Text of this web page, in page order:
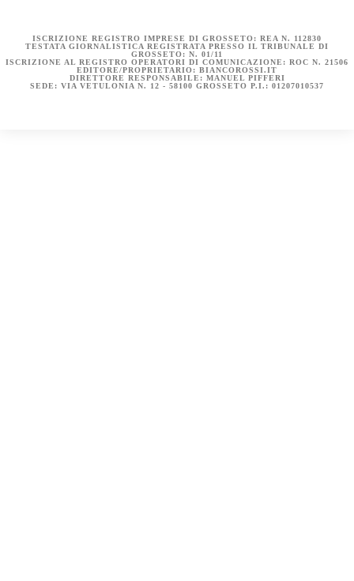
ISCRIZIONE REGISTRO IMPRESE DI GROSSETO: REA N. 112830
TESTATA GIORNALISTICA REGISTRATA PRESSO IL TRIBUNALE DI
GROSSETO: N. 01/11
ISCRIZIONE AL REGISTRO OPERATORI DI COMUNICAZIONE: ROC N. 21506
EDITORE/PROPRIETARIO: BIANCOROSSI.IT
DIRETTORE RESPONSABILE: MANUEL PIFFERI
SEDE: VIA VETULONIA N. 12 - 58100 GROSSETO P.I.: 01207010537